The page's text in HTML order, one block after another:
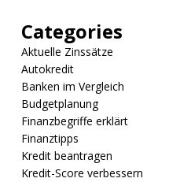
Categories
Aktuelle Zinssätze
Autokredit
Banken im Vergleich
Budgetplanung
Finanzbegriffe erklärt
Finanztipps
Kredit beantragen
Kredit-Score verbessern